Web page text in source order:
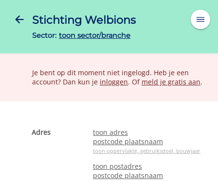
Stichting Welbions
Sector: toon sector/branche
Je bent op dit moment niet ingelogd. Heb je een
account? Dan kun je inloggen. Of meld je gratis aan.
Adres
toon adres
postcode plaatsnaam
toon oppervlakte, gebruiksdoel, bouwjaar
toon postadres
postcode plaatsnaam